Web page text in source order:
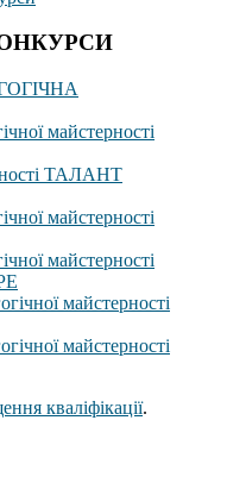
майстерності
ТАЛАНТ
майстерності
майстерності
майстерності
майстерності
кваліфікації.